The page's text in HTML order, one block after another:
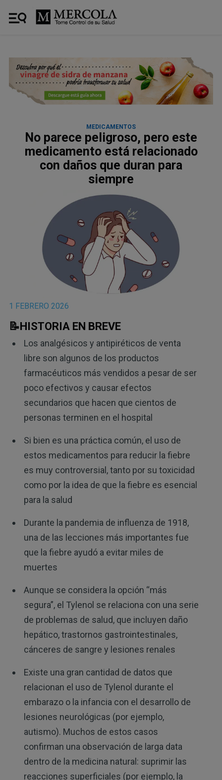
MEDICAMENTOS
No parece peligroso, pero este
medicamento está relacionado
con daños que duran para
siempre
1 FEBRERO 2026
📝HISTORIA EN BREVE
Los analgésicos y antipiréticos de venta
libre son algunos de los productos
farmacéuticos más vendidos a pesar de ser
poco efectivos y causar efectos
secundarios que hacen que cientos de
personas terminen en el hospital
Si bien es una práctica común, el uso de
estos medicamentos para reducir la fiebre
es muy controversial, tanto por su toxicidad
como por la idea de que la fiebre es esencial
para la salud
Durante la pandemia de influenza de 1918,
una de las lecciones más importantes fue
que la fiebre ayudó a evitar miles de
muertes
Aunque se considera la opción “más
segura”, el Tylenol se relaciona con una serie
de problemas de salud, que incluyen daño
hepático, trastornos gastrointestinales,
cánceres de sangre y lesiones renales
Existe una gran cantidad de datos que
relacionan el uso de Tylenol durante el
embarazo o la infancia con el desarrollo de
lesiones neurológicas (por ejemplo,
autismo). Muchos de estos casos
confirman una observación de larga data
dentro de la medicina natural: suprimir las
reacciones superficiales (por ejemplo, la